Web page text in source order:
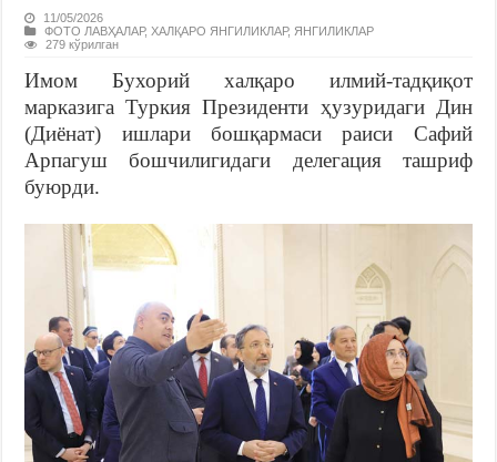
11/05/2026
ФОТО ЛАВҲАЛАР,ХАЛҚАРО ЯНГИЛИКЛАР, ЯНГИЛИКЛАР
279 кўрилган
Имом Бухорий халқаро илмий-тадқиқот
марказига Туркия Президенти ҳузуридаги Дин
(Диёнат) ишлари бошқармаси раиси Сафий
Арпагуш бошчилигидаги делегация ташриф
буюрди.